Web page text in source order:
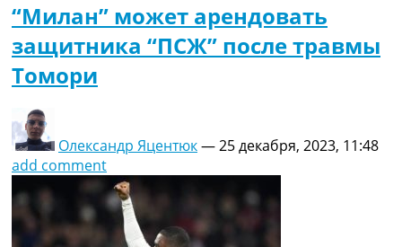
“Милан” может арендовать
защитника “ПСЖ” после травмы
Томори
Олександр Яцентюк—25 декабря, 2023, 11:48
add comment